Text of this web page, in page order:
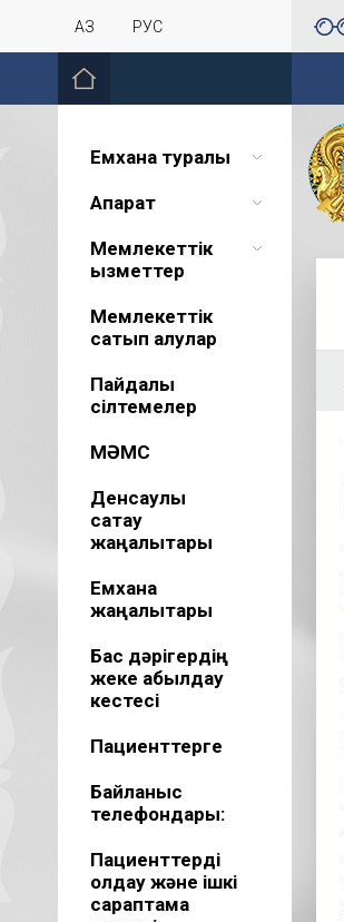
ҚАЗ РУС
Емхана туралы
Ақпарат
Мемлекеттік
қызметтер
Мемлекеттік
сатып алулар
Пайдалы
сілтемелер
МӘМС
Денсаулық
сақтау
жаңалықтары
Емхана
жаңалықтары
Бас дәрігердің
жеке қабылдау
кестесі
Пациенттерге
Байланыс
телефондары:
Пациенттерді
қолдау және ішкі
сараптама